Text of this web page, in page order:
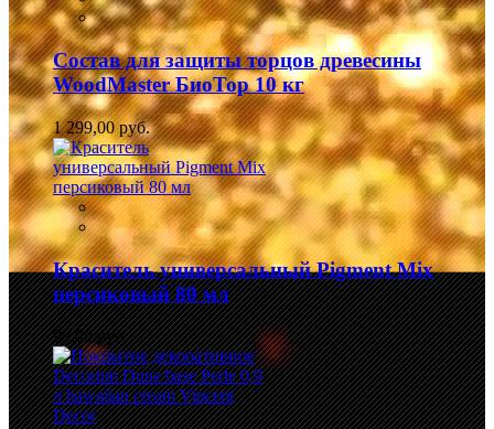
Состав для защиты торцов древесины
WoodMaster БиоТор 10 кг
1 299,00 руб.
Краситель универсальный Pigment Mix
персиковый 80 мл
99,00 руб.